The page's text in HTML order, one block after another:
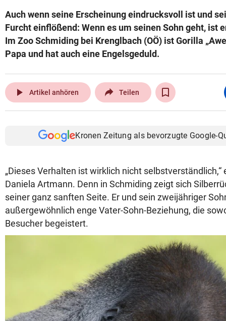
Auch wenn seine Erscheinung eindrucksvoll ist und
Furcht einflößend: Wenn es um seinen Sohn geht, ist
Im Zoo Schmiding bei Krenglbach (OÖ) ist Gorilla
Papa und hat auch eine Engelsgeduld.
play_arrow Artikel anhören Teilen
Kronen Zeitung als bevorzugte Google-
„Dieses Verhalten ist wirklich nicht selbstverständlich,“
Daniela Artmann. Denn in Schmiding zeigt sich
seiner ganz sanften Seite. Er und sein zweijähriger
außergewöhnlich enge Vater-Sohn-Beziehung, die
Besucher begeistert.